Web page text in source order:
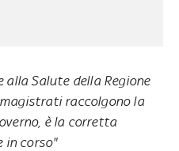
alla Salute della Regione
raccolgono la
è la corretta
in corso"